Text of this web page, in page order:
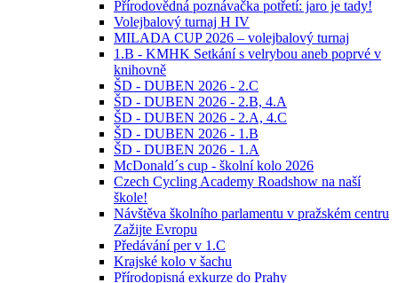
Přírodovědná poznávačka potřetí: jaro je tady!
Volejbalový turnaj H IV
MILADA CUP 2026 – volejbalový turnaj
1.B - KMHK Setkání s velrybou aneb poprvé v
knihovně
ŠD - DUBEN 2026 - 2.C
ŠD - DUBEN 2026 - 2.B, 4.A
ŠD - DUBEN 2026 - 2.A, 4.C
ŠD - DUBEN 2026 - 1.B
ŠD - DUBEN 2026 - 1.A
McDonald´s cup - školní kolo 2026
Czech Cycling Academy Roadshow na naší
škole!
Návštěva školního parlamentu v pražském centru
Zažijte Evropu
Předávání per v 1.C
Krajské kolo v šachu
Přírodopisná exkurze do Prahy